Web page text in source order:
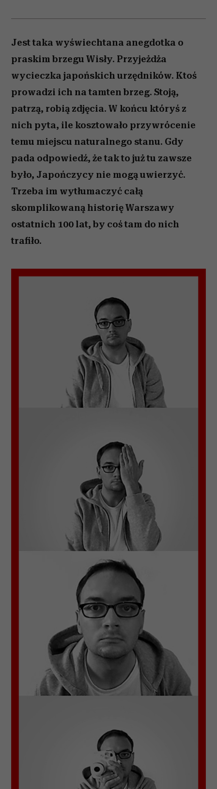
Jest taka wyświechtana anegdotka o
praskim brzegu Wisły. Przyjeżdża
wycieczka japońskich urzędników. Ktoś
prowadzi ich na tamten brzeg. Stoją,
patrzą, robią zdjęcia. W końcu któryś z
nich pyta, ile kosztowało przywrócenie
temu miejscu naturalnego stanu. Gdy
pada odpowiedź, że tak to już tu zawsze
było, Japończycy nie mogą uwierzyć.
Trzeba im wytłumaczyć całą
skomplikowaną historię Warszawy
ostatnich 100 lat, by coś tam do nich
trafiło.